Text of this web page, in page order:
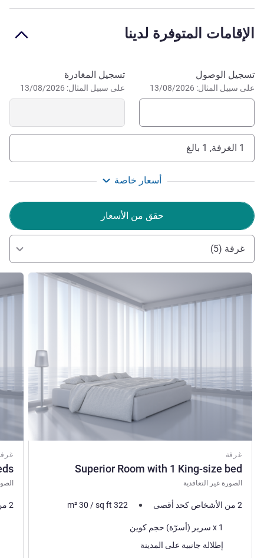
الإقامات المتوفرة لدينا
احجز في هذا الفندق
تسجيل الوصول
على سبيل المثال: 13/08/2026
تسجيل المغادرة
على سبيل المثال: 13/08/2026
1 الغرفة, 1 بالغ
أسعار خاصة
حقق من الأسعار
غرفة (5)
غرفة
Superior Room with 1 King-size bed
الصورة غير التعاقدية
راجع التفاصيل
2 من الأشخاص كحد أقصى m²30 /sq ft 322
فرش السرير
1 x سرير (أسرّة) حجم كوين
المناظر:إطلالة جانبية على المدينة
راجع
2 من الأشخاص كحد أقصى